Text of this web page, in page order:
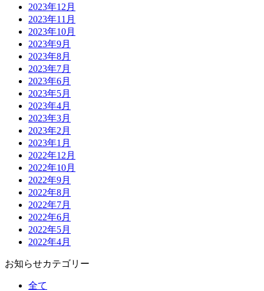
2023年12月
2023年11月
2023年10月
2023年9月
2023年8月
2023年7月
2023年6月
2023年5月
2023年4月
2023年3月
2023年2月
2023年1月
2022年12月
2022年10月
2022年9月
2022年8月
2022年7月
2022年6月
2022年5月
2022年4月
お知らせカテゴリー
全て